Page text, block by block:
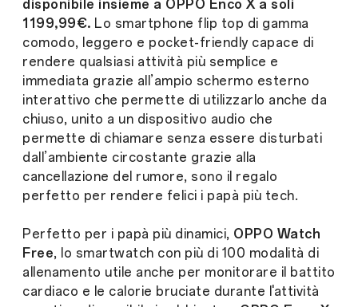
disponibile insieme a OPPO Enco X a soli
1199,99€. Lo smartphone flip top di gamma
comodo, leggero e pocket-friendly capace di
rendere qualsiasi attività più semplice e
immediata grazie all’ampio schermo esterno
interattivo che permette di utilizzarlo anche da
chiuso, unito a un dispositivo audio che
permette di chiamare senza essere disturbati
dall’ambiente circostante grazie alla
cancellazione del rumore, sono il regalo
perfetto per rendere felici i papà più tech.
Perfetto per i papà più dinamici, OPPO Watch
Free, lo smartwatch con più di 100 modalità di
allenamento utile anche per monitorare il battito
cardiaco e le calorie bruciate durante l'attività